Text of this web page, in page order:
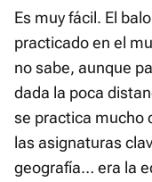
Es muy fácil. El
practicado en el
no sabe, aunque
dada la poca
se practica mucho
las asignaturas
geografía… era la